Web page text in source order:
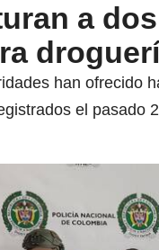
a
han ofrecido
el pasado